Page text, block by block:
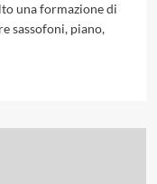
una formazione di
sassofoni, piano,